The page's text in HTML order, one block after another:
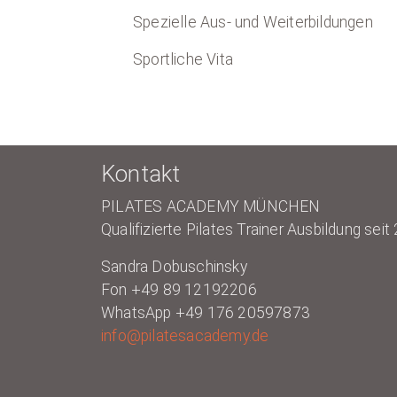
Spezielle Aus- und Weiterbildungen
Sportliche Vita
Kontakt
PILATES ACADEMY MÜNCHEN
Qualifizierte Pilates Trainer Ausbildung seit
Sandra Dobuschinsky
Fon +49 89 12192206
WhatsApp +49 176 20597873
info@pilatesacademy.de